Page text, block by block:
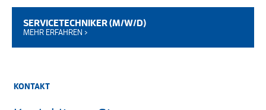
SERVICETECHNIKER (M/W/D)
MEHR ERFAHREN ›
KONTAKT